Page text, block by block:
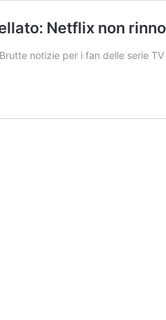
Netflix non
notizie per i fan delle serie